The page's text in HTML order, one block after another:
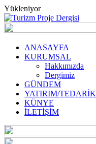
Yükleniyor
ANASAYFA
KURUMSAL
Hakkımızda
Dergimiz
GÜNDEM
YATIRIM/TEDARİK
KÜNYE
İLETİŞİM